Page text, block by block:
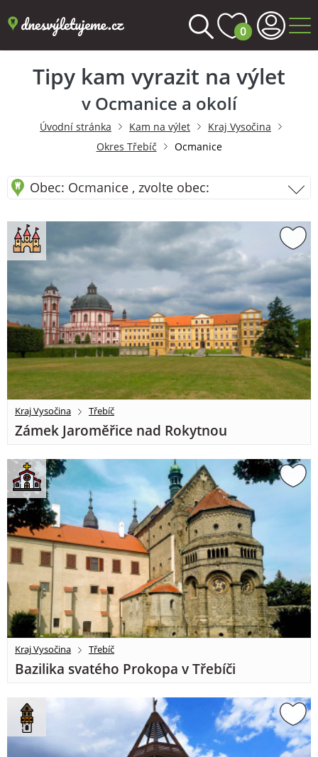
0
Tipy kam vyrazit na výlet
v Ocmanice a okolí
Úvodní stránka Kam na výlet
Kraj Vysočina
Okres Třebíč
Ocmanice
Obec: Ocmanice , zvolte obec:
Kraj Vysočina Třebíč
Zámek Jaroměřice nad Rokytnou
Kraj Vysočina Třebíč
Bazilika svatého Prokopa v Třebíči